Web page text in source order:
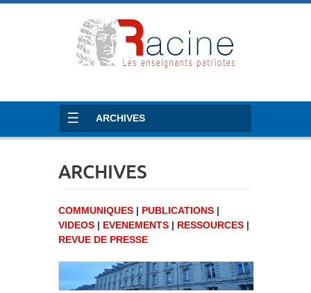
ARCHIVES
ARCHIVES
COMMUNIQUES | PUBLICATIONS |
VIDEOS | EVENEMENTS | RESSOURCES |
REVUE DE PRESSE